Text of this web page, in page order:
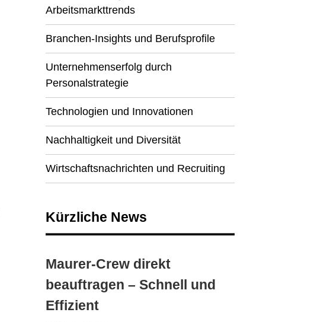
Arbeitsmarkttrends
Branchen-Insights und Berufsprofile
Unternehmenserfolg durch
Personalstrategie
Technologien und Innovationen
Nachhaltigkeit und Diversität
Wirtschaftsnachrichten und Recruiting
Kürzliche News
Maurer-Crew direkt
beauftragen – Schnell und
Effizient